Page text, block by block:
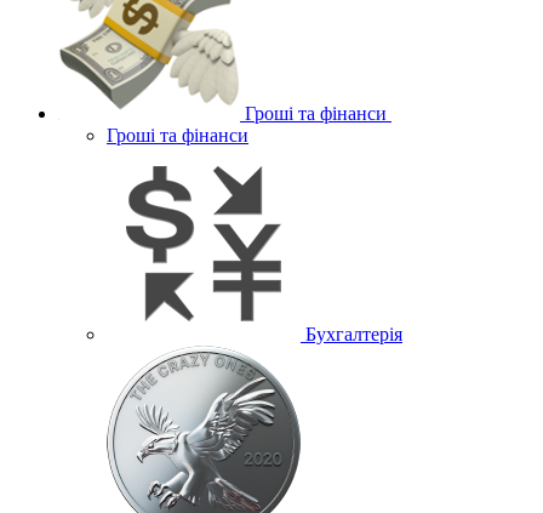
Гроші та фінанси
Гроші та фінанси
Бухгалтерія